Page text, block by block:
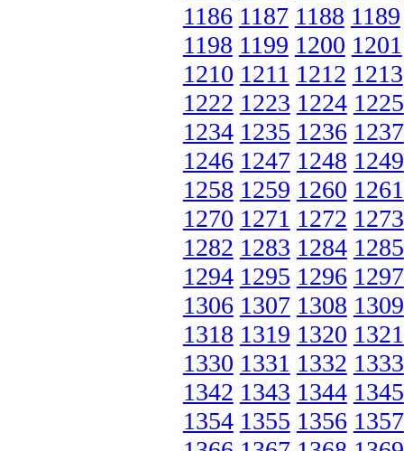
1186 1187 1188 1189
1198 1199 1200 1201
1210 1211 1212 1213
1222 1223 1224 1225
1234 1235 1236 1237
1246 1247 1248 1249
1258 1259 1260 1261
1270 1271 1272 1273
1282 1283 1284 1285
1294 1295 1296 1297
1306 1307 1308 1309
1318 1319 1320 1321
1330 1331 1332 1333
1342 1343 1344 1345
1354 1355 1356 1357